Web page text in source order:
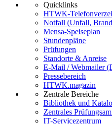
Quicklinks
HTWK-
Notfall (Unfall,
Mensa-Speiseplan
Stundenpläne
Prüfungen
Standorte & Anreise
E-Mail / Webmailer
Pressebereich
HTWK.magazin
Zentrale Bereiche
Bibliothek und
Zentrales
IT-Servicezentrum